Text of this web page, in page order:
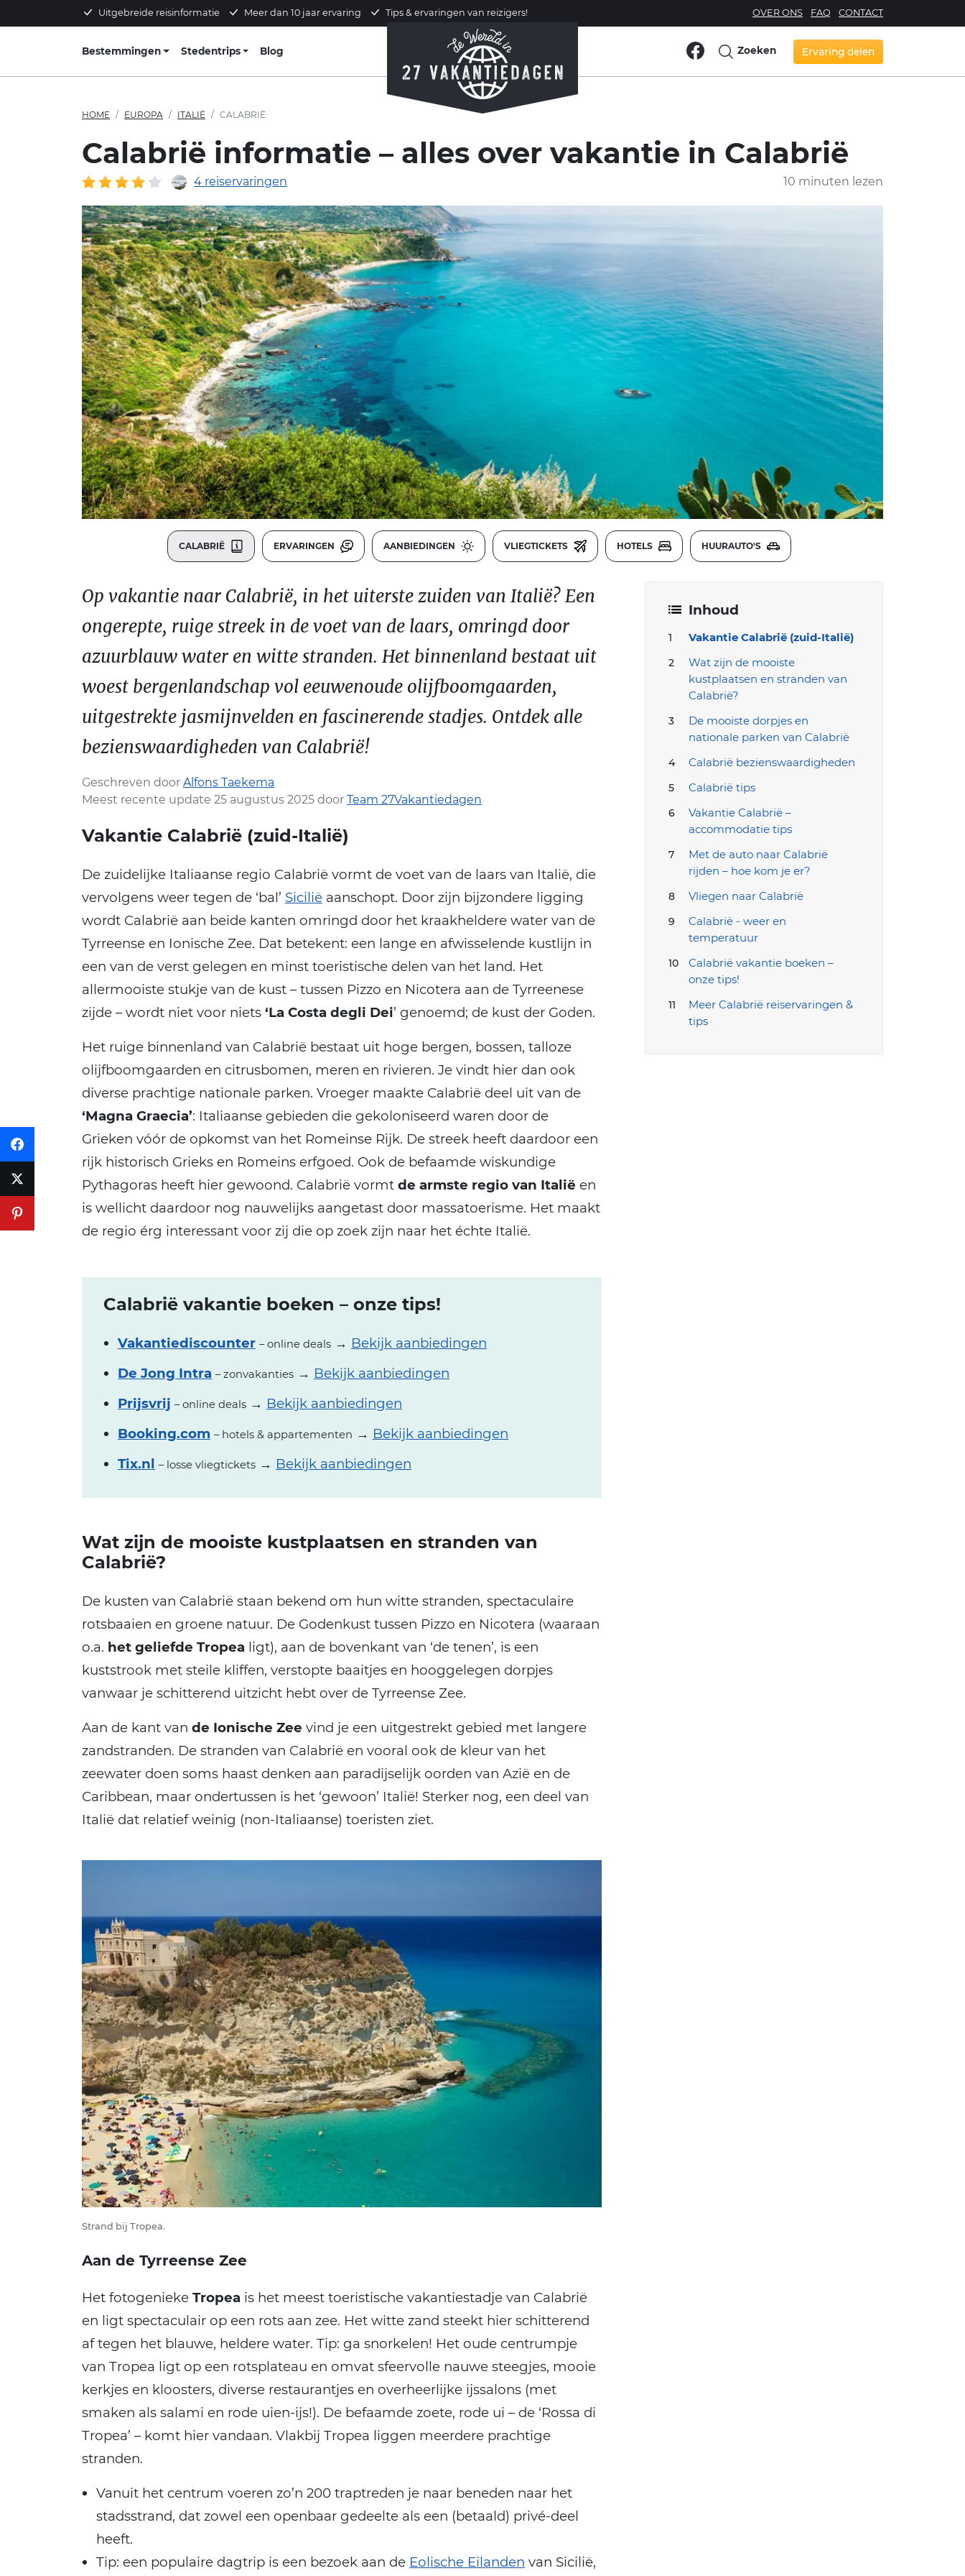
Uitgebreide reisinformatie Meer dan 10 jaar ervaring Tips & ervaringen van reizigers! OVER ONS FAQ CONTACT
Bestemmingen Stedentrips Blog Zoeken Ervaring delen
HOME EUROPA ITALIË CALABRIË
Calabrië informatie – alles over vakantie in Calabrië
4 reiservaringen 10 minuten lezen
CALABRIË ERVARINGEN AANBIEDINGEN VLIEGTICKETS HOTELS HUURAUTO'S
Inhoud
Vakantie Calabrië (zuid-Italië)
Wat zijn de mooiste
kustplaatsen en stranden van
Calabrië?
De mooiste dorpjes en
nationale parken van Calabrië
Calabrië bezienswaardigheden
Calabrië tips
Vakantie Calabrië –
accommodatie tips
Met de auto naar Calabrië
rijden – hoe kom je er?
Vliegen naar Calabrië
Calabrië - weer en
temperatuur
Calabrië vakantie boeken –
onze tips!
Meer Calabrië reiservaringen &
tips
Op vakantie naar Calabrië, in het uiterste zuiden van Italië? Een
ongerepte, ruige streek in de voet van de laars, omringd door
azuurblauw water en witte stranden. Het binnenland bestaat uit
woest bergenlandschap vol eeuwenoude olijfboomgaarden,
uitgestrekte jasmijnvelden en fascinerende stadjes. Ontdek alle
bezienswaardigheden van Calabrië!
Geschreven door Alfons Taekema
Meest recente update 25 augustus 2025 door Team 27Vakantiedagen
Vakantie Calabrië (zuid-Italië)
De zuidelijke Italiaanse regio Calabrië vormt de voet van de laars van Italië, die
vervolgens weer tegen de ‘bal’ Sicilië aanschopt. Door zijn bijzondere ligging
wordt Calabrië aan beide kanten omringd door het kraakheldere water van de
Tyrreense en Ionische Zee. Dat betekent: een lange en afwisselende kustlijn in
een van de verst gelegen en minst toeristische delen van het land. Het
allermooiste stukje van de kust – tussen Pizzo en Nicotera aan de Tyrreenese
zijde – wordt niet voor niets ‘La Costa degli Dei’ genoemd; de kust der Goden.
Het ruige binnenland van Calabrië bestaat uit hoge bergen, bossen, talloze
olijfboomgaarden en citrusbomen, meren en rivieren. Je vindt hier dan ook
diverse prachtige nationale parken. Vroeger maakte Calabrië deel uit van de
‘Magna Graecia’: Italiaanse gebieden die gekoloniseerd waren door de
Grieken vóór de opkomst van het Romeinse Rijk. De streek heeft daardoor een
rijk historisch Grieks en Romeins erfgoed. Ook de befaamde wiskundige
Pythagoras heeft hier gewoond. Calabrië vormt de armste regio van Italië en
is wellicht daardoor nog nauwelijks aangetast door massatoerisme. Het maakt
de regio érg interessant voor zij die op zoek zijn naar het échte Italië.
Calabrië vakantie boeken – onze tips!
Vakantiediscounter – online deals → Bekijk aanbiedingen
De Jong Intra – zonvakanties → Bekijk aanbiedingen
Prijsvrij – online deals → Bekijk aanbiedingen
Booking.com – hotels & appartementen → Bekijk aanbiedingen
Tix.nl – losse vliegtickets → Bekijk aanbiedingen
Wat zijn de mooiste kustplaatsen en stranden van
Calabrië?
De kusten van Calabrië staan bekend om hun witte stranden, spectaculaire
rotsbaaien en groene natuur. De Godenkust tussen Pizzo en Nicotera (waaraan
o.a. het geliefde Tropea ligt), aan de bovenkant van ‘de tenen’, is een
kuststrook met steile kliffen, verstopte baaitjes en hooggelegen dorpjes
vanwaar je schitterend uitzicht hebt over de Tyrreense Zee.
Aan de kant van de Ionische Zee vind je een uitgestrekt gebied met langere
zandstranden. De stranden van Calabrië en vooral ook de kleur van het
zeewater doen soms haast denken aan paradijselijk oorden van Azië en de
Caribbean, maar ondertussen is het ‘gewoon’ Italië! Sterker nog, een deel van
Italië dat relatief weinig (non-Italiaanse) toeristen ziet.
Strand bij Tropea.
Aan de Tyrreense Zee
Het fotogenieke Tropea is het meest toeristische vakantiestadje van Calabrië
en ligt spectaculair op een rots aan zee. Het witte zand steekt hier schitterend
af tegen het blauwe, heldere water. Tip: ga snorkelen! Het oude centrumpje
van Tropea ligt op een rotsplateau en omvat sfeervolle nauwe steegjes, mooie
kerkjes en kloosters, diverse restaurantjes en overheerlijke ijssalons (met
smaken als salami en rode uien-ijs!). De befaamde zoete, rode ui – de ‘Rossa di
Tropea’ – komt hier vandaan. Vlakbij Tropea liggen meerdere prachtige
stranden.
Vanuit het centrum voeren zo’n 200 traptreden je naar beneden naar het
stadsstrand, dat zowel een openbaar gedeelte als een (betaald) privé-deel
heeft.
Tip: een populaire dagtrip is een bezoek aan de Eolische Eilanden van Sicilië,